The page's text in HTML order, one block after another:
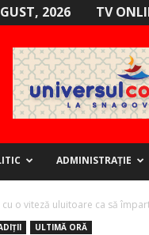
2026 TV
ADMINISTRAȚIE
o viteză uluitoare ca să
ULTIMĂ ORĂ